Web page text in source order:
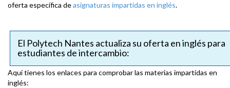
oferta específica deasignaturas impartidas en inglés.
El Polytech Nantes actualiza su oferta en inglés para
estudiantes de intercambio:
Aquí tienes los enlaces para comprobar las materias impartidas en
inglés: